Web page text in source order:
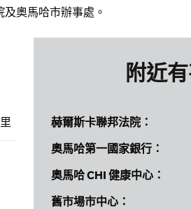
奧馬哈市辦事處。
附近
赫爾斯卡聯邦法院：
奧馬哈第一國家銀行：
奧馬哈 CHI 健康中心：
舊市場市中心：